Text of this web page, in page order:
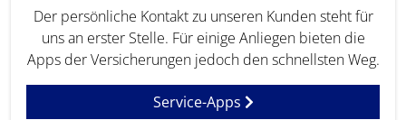
Der persönliche Kontakt zu unseren Kunden steht für
uns an erster Stelle. Für einige Anliegen bieten die
Apps der Versicherungen jedoch den schnellsten Weg.
Service-Apps